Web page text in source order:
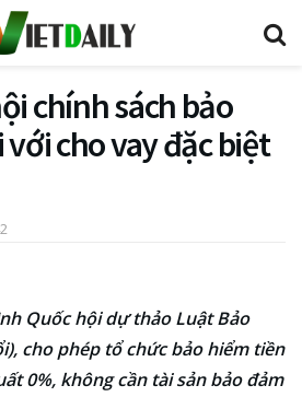
chính sách bảo
cho vay đặc biệt
Quốc hội dự thảo Luật Bảo
cho phép tổ chức bảo hiểm tiền
0%, không cần tài sản bảo đảm